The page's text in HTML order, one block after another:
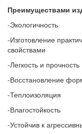
Преимуществами
-Экологичность
-Изготовление
свойствами
-Легкость и прочность
-Восстановление
-Теплоизоляция
-Влагостойкость
-Устойчив к